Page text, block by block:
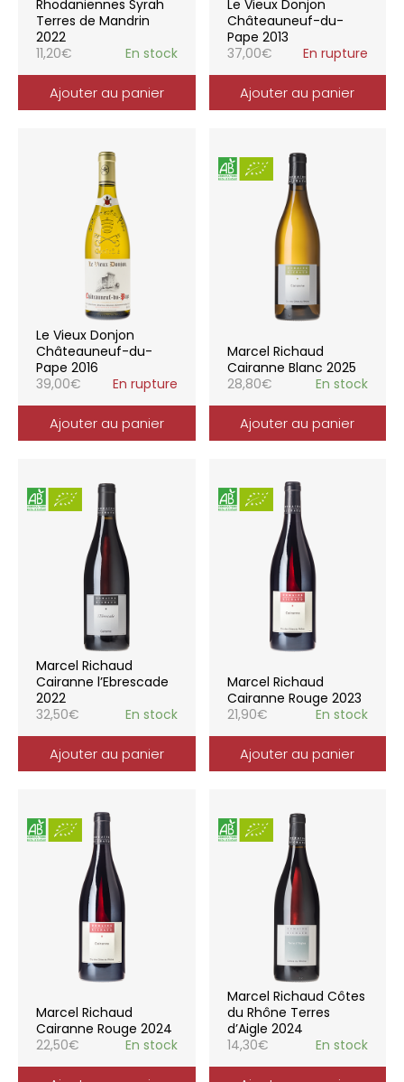
Rhodaniennes Syrah
Terres de Mandrin
2022
11,20€ En stock
Ajouter au panier
Le Vieux Donjon
Châteauneuf-du-
Pape 2013
37,00€ En rupture
Ajouter au panier
Le Vieux Donjon
Châteauneuf-du-
Pape 2016
39,00€ En rupture
Ajouter au panier
Marcel Richaud
Cairanne Blanc 2025
28,80€ En stock
Ajouter au panier
Marcel Richaud
Cairanne l’Ebrescade
2022
32,50€ En stock
Ajouter au panier
Marcel Richaud
Cairanne Rouge 2023
21,90€ En stock
Ajouter au panier
Marcel Richaud
Cairanne Rouge 2024
22,50€ En stock
Marcel Richaud Côtes
du Rhône Terres
d’Aigle 2024
14,30€ En stock